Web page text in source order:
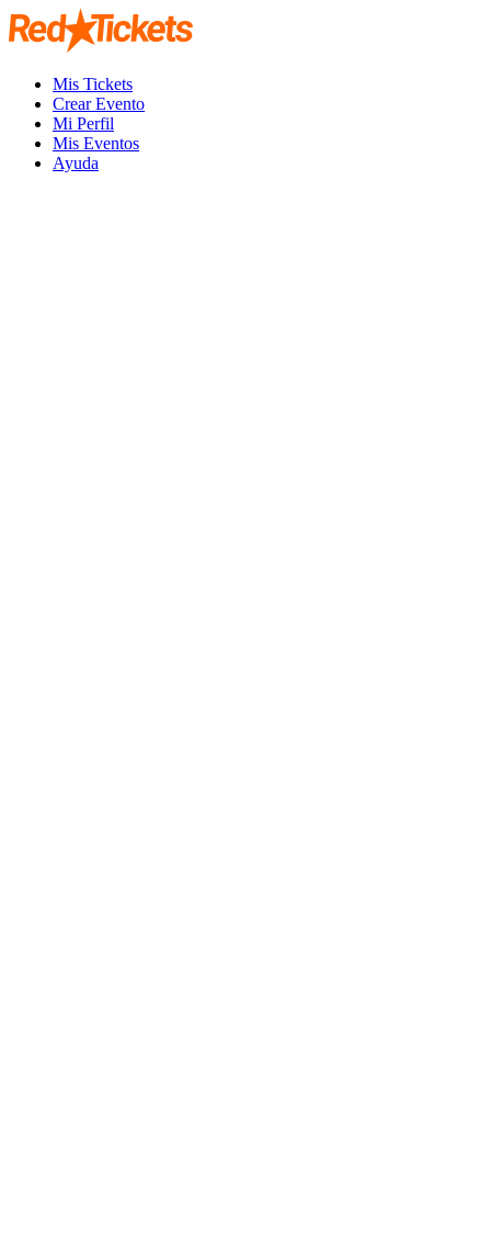
Mis Tickets
Crear Evento
Mi Perfil
Mis Eventos
Ayuda